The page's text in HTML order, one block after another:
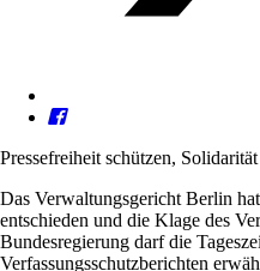
Pressefreiheit schützen,
Das Verwaltungsgericht Berlin
entschieden und die Klage des
Bundesregierung darf die
Verfassungsschutzberichten